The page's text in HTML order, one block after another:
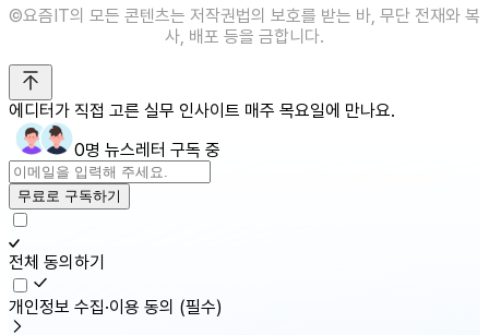
©️요즘IT의 모든 콘텐츠는 저작권법의 보호를 받는 바, 무단 전재와 복
사, 배포 등을 금합니다.
에디터가 직접 고른 실무 인사이트 매주 목요일에 만나요.
0명 뉴스레터 구독 중
무료로 구독하기
전체 동의하기
개인정보 수집·이용 동의 (필수)